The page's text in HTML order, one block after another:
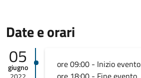
Date e orari
05
giugno
ore 09:00 - Inizio evento